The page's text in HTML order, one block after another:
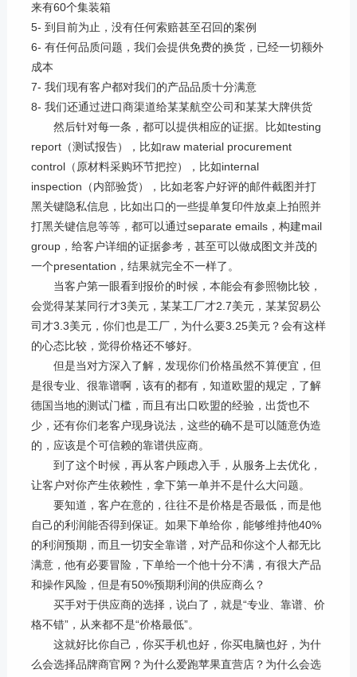
来有60个集装箱
5- 到目前为止，没有任何索赔甚至召回的案例
6- 有任何品质问题，我们会提供免费的换货，已经一切额外
成本
7- 我们现有客户都对我们的产品品质十分满意
8- 我们还通过进口商渠道给某某航空公司和某某大牌供货
然后针对每一条，都可以提供相应的证据。比如testing
report（测试报告），比如raw material procurement
control（原材料采购环节把控），比如internal
inspection （内部验货），比如老客户好评的邮件截图并打
黑关键隐私信息，比如出口的一些提单复印件放桌上拍照并
打黑关键信息等等，都可以通过separate emails，构建mail
group，给客户详细的证据参考，甚至可以做成图文并茂的
一个presentation ，结果就完全不一样了。
当客户第一眼看到报价的时候，本能会有参照物比较，
会觉得某某同行才3美元，某某工厂才2.7美元，某某贸易公
司才3.3美元，你们也是工厂，为什么要3.25美元？会有这样
的心态比较，觉得价格还不够好。
但是当对方深入了解，发现你们价格虽然不算便宜，但
是很专业、很靠谱啊，该有的都有，知道欧盟的规定，了解
德国当地的测试门槛，而且有出口欧盟的经验，出货也不
少，还有你们老客户现身说法，这些的确不是可以随意伪造
的，应该是个可信赖的靠谱供应商。
到了这个时候，再从客户顾虑入手，从服务上去优化，
让客户对你产生依赖性，拿下第一单并不是什么大问题。
要知道，客户在意的，往往不是价格是否最低，而是他
自己的利润能否得到保证。如果下单给你，能够维持他40%
的利润预期，而且一切安全靠谱，对产品和你这个人都无比
满意，他有必要冒险，下单给一个他十分不满，有很大产品
和操作风险，但是有50%预期利润的供应商么？
买手对于供应商的选择，说白了，就是“专业、靠谱、价
格不错”，从来都不是“价格最低”。
这就好比你自己，你买手机也好，你买电脑也好，为什
么会选择品牌商官网？为什么爱跑苹果直营店？为什么会选